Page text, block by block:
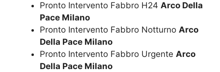
Pronto Intervento Fabbro H24 Arco Della
Pace Milano
Pronto Intervento Fabbro Notturno Arco
Della Pace Milano
Pronto Intervento Fabbro Urgente Arco
Della Pace Milano